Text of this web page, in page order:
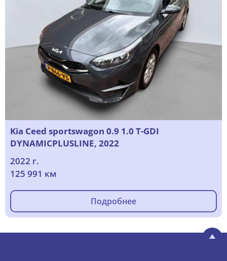
Kia Ceed sportswagon 0.9 1.0 T-GDI
DYNAMICPLUSLINE, 2022
2022 г.
125 991 км
Подробнее